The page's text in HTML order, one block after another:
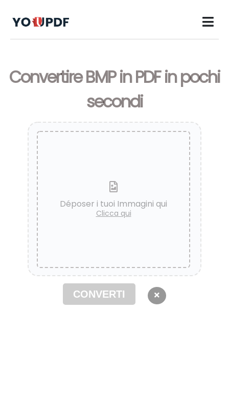
Convertire BMP in PDF in pochi
secondi
Déposer i tuoi Immagini qui
Clicca qui
CONVERTI